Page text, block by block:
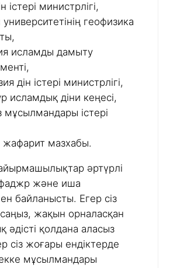
істері министрлігі,
геофизика
исламды дамыту
дін істері министрлігі,
исламдық діни кеңесі,
мұсылмандары істері
жафарит мазхабы.
әртүрлі
және иша
байланысты. Егер сіз
жақын орналасқан
әдісті қолдана аласыз
сіз жоғары ендіктерде
мұсылмандары